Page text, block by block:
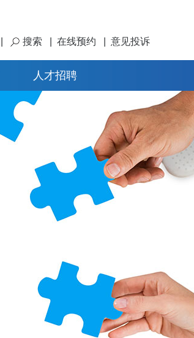
搜索 在线预约 意见投诉
人才招聘
医院介绍